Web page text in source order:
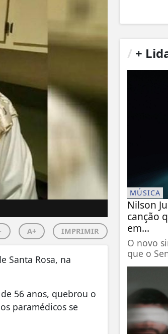
A+ IMPRIMIR
Santa Rosa, na
56 anos, quebrou o
paramédicos se
/ +
MÚSICA
Nilson
canção
em...
O novo
que o